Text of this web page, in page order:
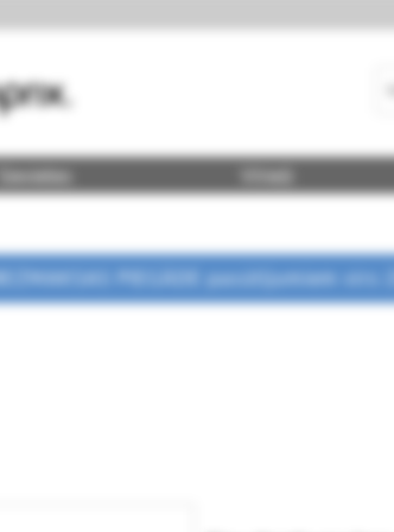
Sievietes Vīrieši
BEZMAKSAS PIEGĀDE pasūtījumiem virs